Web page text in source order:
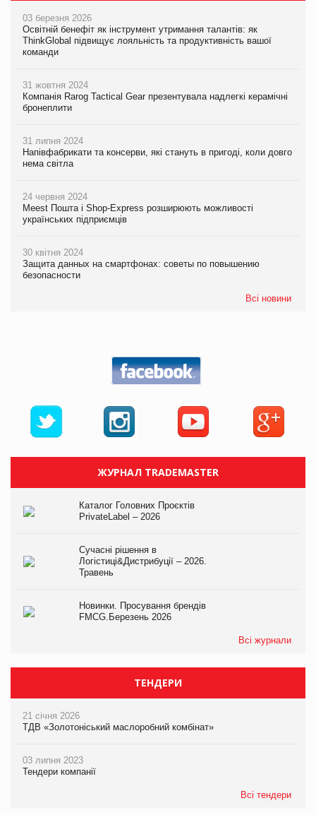
03 березня 2026
Освітній бенефіт як інструмент утримання талантів: як
ThinkGlobal підвищує лояльність та продуктивність вашої
команди
31 жовтня 2024
Компанія Rarog Tactical Gear презентувала надлегкі керамічні
бронеплити
31 липня 2024
Напівфабрикати та консерви, які стануть в пригоді, коли довго
нема світла
24 червня 2024
Meest Пошта і Shop-Express розширюють можливості
українських підприємців
30 квітня 2024
Защита данных на смартфонах: советы по повышению
безопасности
Всі новини
ЖУРНАЛ TRADEMASTER
Каталог Головних Проєктів
PrivateLabel – 2026
Сучасні рішення в
Логістиці&Дистрибуції – 2026.
Травень
Новинки. Просування брендів
FMCG.Березень 2026
Всі журнали
ТЕНДЕРИ
21 січня 2026
ТДВ «Золотоніський маслоробний комбінат»
03 липня 2023
Тендери компанії
Всі тендери